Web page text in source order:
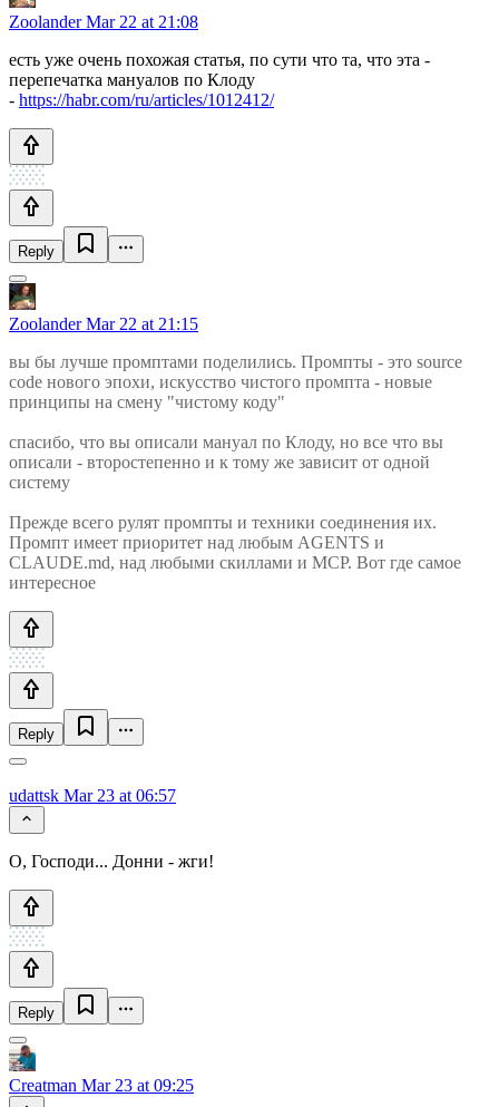
ZoolanderMar 22 at 21:08
есть уже очень похожая статья, по сути что та, что эта -
перепечатка мануалов по Клоду
- https://habr.com/ru/articles/1012412/
Reply
ZoolanderMar 22 at 21:15
вы бы лучше промптами поделились. Промпты - это source
code нового эпохи, искусство чистого промпта - новые
принципы на смену "чистому коду"
спасибо, что вы описали мануал по Клоду, но все что вы
описали - второстепенно и к тому же зависит от одной
систему
Прежде всего рулят промпты и техники соединения их.
Промпт имеет приоритет над любым AGENTS и
CLAUDE.md, над любыми скиллами и MCP. Вот где самое
интересное
Reply
udattsk Mar 23 at 06:57
О, Господи... Донни - жги!
Reply
Creatman Mar 23 at 09:25